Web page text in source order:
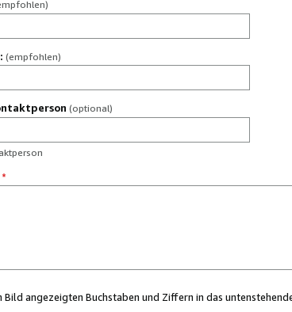
(empfohlen)
(optional)
*
Bild angezeigten Buchstaben und Ziffern in das